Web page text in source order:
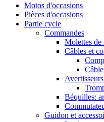
Motos d'occasions
Pièces d'occasions
Partie cycle
Commandes
Molettes de
Câbles et
Béquilles:
Guidon et